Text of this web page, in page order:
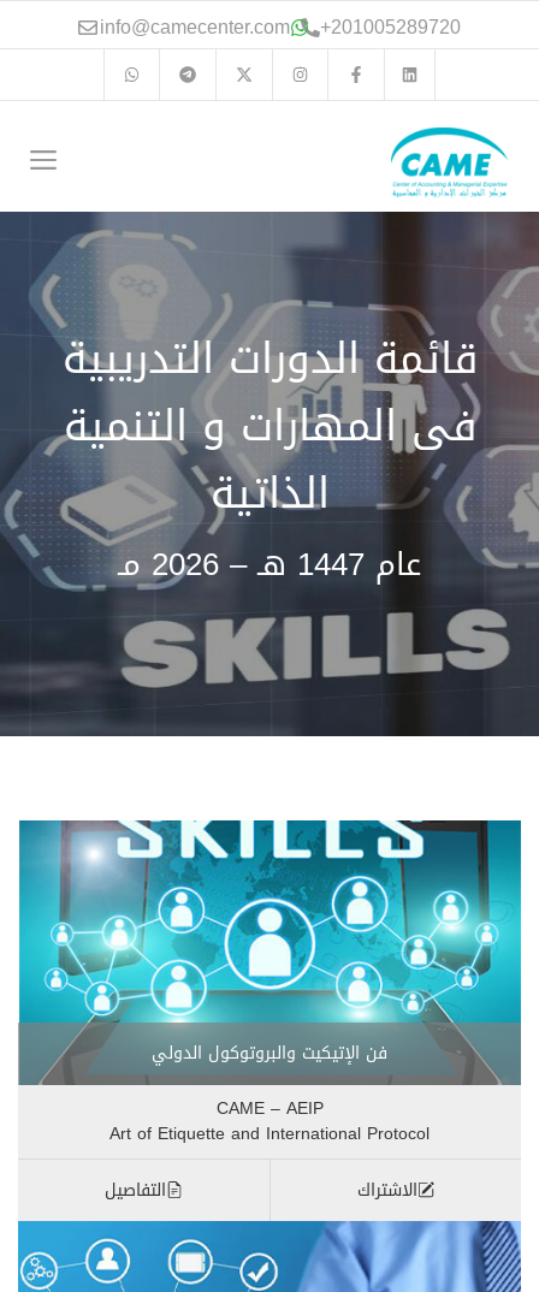
انتقل
إلى 201005289720
+
info@camecenter.com
قائمة الدورات التدريبية
فى المهارات و التنمية
الذاتية
عام 1447 هـ – 2026 مـ
فن الإتيكيت والبروتوكول الدولي
CAME – AEIP
Art of Etiquette and International Protocol
الاشتراك
التفاصيل